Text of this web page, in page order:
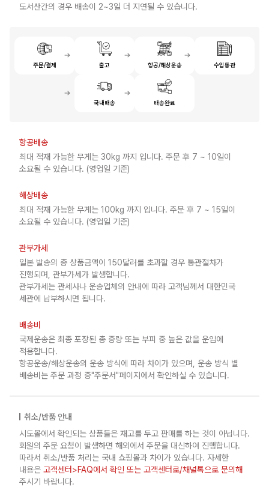
도서산간의 경우 배송이 2~3일 더 지연될 수 있습니다.
주문/결제 출고 항공/해상운송 수입통관
국내배송 배송완료
항공배송
최대 적재 가능한 무게는 30kg 까지 입니다. 주문 후 7 ~ 10일이
소요될 수 있습니다. (영업일 기준)
해상배송
최대 적재 가능한 무게는 100kg 까지 입니다. 주문 후 7 ~ 15일이
소요될 수 있습니다. (영업일 기준)
관부가세
일본 발송의 총 상품금액이 150달러를 초과할 경우 통관절차가
진행되며, 관부가세가 발생합니다.
관부가세는 관세사나 운송업체의 안내에 따라 고객님께서 대한민국
세관에 납부하시면 됩니다.
배송비
국제운송은 최종 포장된 총 중량 또는 부피 중 높은 값을 운임에
적용합니다.
항공운송/해상운송의 운송 방식에 따라 차이가 있으며, 운송 방식 별
배송비는 주문 과정 중"주문서"페이지에서 확인하실 수 있습니다.
취소/반품 안내
시도몰에서 확인되는 상품들은 재고를 두고 판매를 하는 것이 아닙니다.
회원의 주문 요청이 발생하면 해외에서 주문을 대신하여 진행합니다.
따라서 취소/반품 처리는 국내 쇼핑몰과 차이가 있습니다. 자세한
내용은 고객센터>FAQ에서 확인 또는 고객센터로/채널톡으로 문의해
주시기 바랍니다.